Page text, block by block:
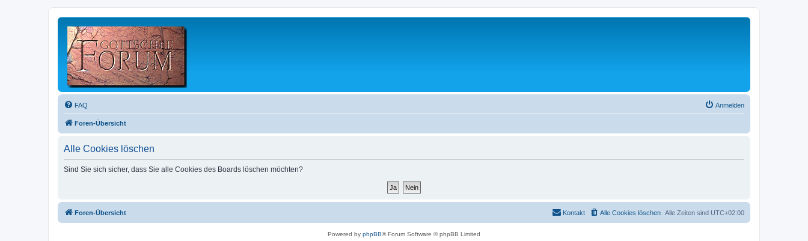
FAQ Anmelden
Foren-Übersicht
Alle Cookies löschen
Sind Sie sich sicher, dass Sie alle Cookies des Boards löschen möchten?
Foren-Übersicht Alle Zeiten sind UTC+02:00
Alle Cookies löschen
Kontakt
Powered by phpBB® Forum Software © phpBB Limited